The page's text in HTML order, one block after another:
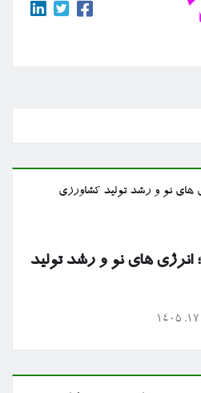
گزارش خط رند ۹۱۲؛ انرژی های نو و رشد تولید